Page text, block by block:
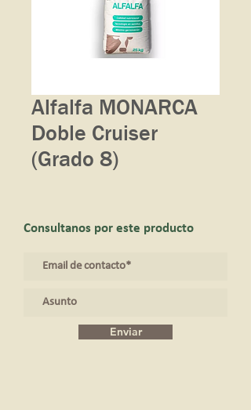
Alfalfa MONARCA
Doble Cruiser
(Grado 8)
Consultanos por este producto
Enviar